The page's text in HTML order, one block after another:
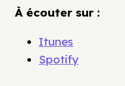
À écouter sur :
Itunes
Spotify